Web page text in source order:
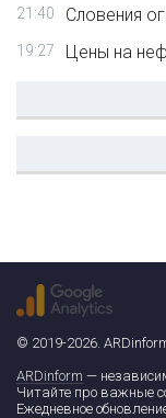
21:40 Словения
19:27 Цены на
© 2019-2026.
ARDinform —
Читайте про важные
Ежедневное